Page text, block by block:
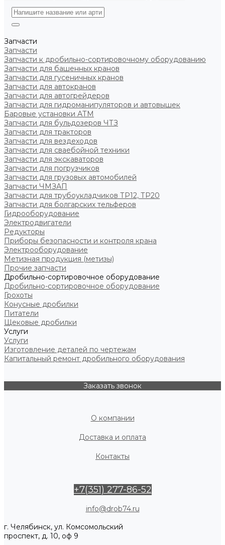
Запчасти
Запчасти
Запчасти к дробильно-сортировочному оборудованию
Запчасти для башенных кранов
Запчасти для гусеничных кранов
Запчасти для автокранов
Запчасти для автогрейдеров
Запчасти для гидроманипуляторов и автовышек
Баровые установки АТМ
Запчасти для бульдозеров ЧТЗ
Запчасти для тракторов
Запчасти для вездеходов
Запчасти для сваебойной техники
Запчасти для экскаваторов
Запчасти для погрузчиков
Запчасти для грузовых автомобилей
Запчасти ЧМЗАП
Запчасти для трубоукладчиков ТР12, ТР20
Запчасти для болгарских тельферов
Гидрооборудование
Электродвигатели
Редукторы
Приборы безопасности и контроля крана
Электрооборудование
Метизная продукция (метизы)
Прочие запчасти
Дробильно-сортировочное оборудование
Дробильно-сортировочное оборудование
Грохоты
Конусные дробилки
Питатели
Щековые дробилки
Услуги
Услуги
Изготовление деталей по чертежам
Капитальный ремонт дробильного оборудования
Заказать звонок
О компании
Доставка и оплата
Контакты
+7(351) 277-86-52
info@drob74.ru
г. Челябинск, ул. Комсомольский
проспект, д. 10, оф 9